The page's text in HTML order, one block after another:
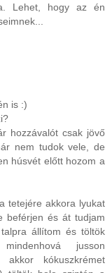
Lehet, hogy az én
is :)
hozzávalót csak jövő
nem tudok vele, de
húsvét előtt hozom a
tetejére akkora lyukat
beférjen és át tudjam
állítom és töltök
jusson
akkor kókuszkrémet